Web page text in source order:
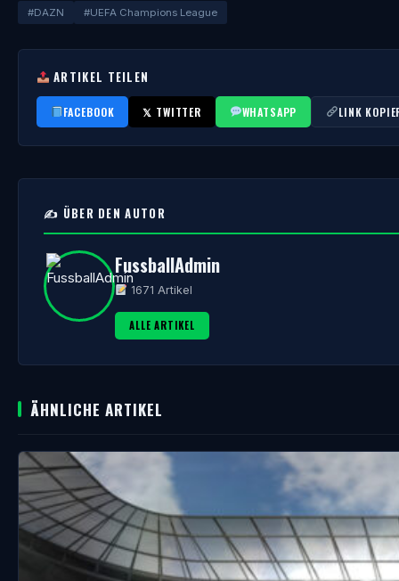
#DAZN #UEFA Champions League
ARTIKEL TEILEN
FACEBOOK 𝕏 TWITTER WHATSAPP LINK
✍️ ÜBER DEN AUTOR
FussballAdmin
1671 Artikel
ALLE ARTIKEL
ÄHNLICHE ARTIKEL